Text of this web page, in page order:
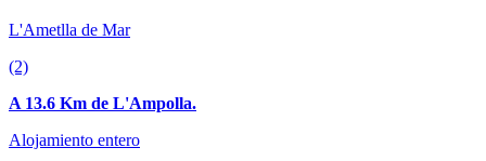
L'Ametlla de Mar
(2)
A 13.6 Km de L'Ampolla.
Alojamiento entero